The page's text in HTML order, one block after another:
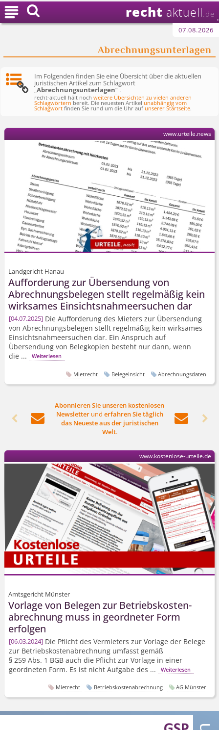
recht-aktuell .de
07.08.2026
Abrechnungsunterlagen

Im Folgenden finden Sie eine Übersicht über die aktuellen
juristischen Artikel zum Schlagwort
„Abrechnungsunterlagen“ .
recht-aktuell hält nochweitere Übersichten zu vielen anderen
Schlagwörtern bereit. Die neuesten Artikelunabhängig vom
Schlagwort finden Sie rund um die Uhr aufunserer Startseite.
Landgericht Hanau
Aufforderung zur Übersendung von
Abrechnungsbelegen stellt regelmäßig kein
wirksames Einsichts­nahme­ersuchen dar
04.07.2025 Die Aufforderung des Mieters zur Übersendung
von Abrechnungsbelegen stellt regelmäßig kein wirksames
Einsichts­nahme­ersuchen dar. Ein Anspruch auf
Übersendung von Belegkopien besteht nur dann, wenn
die ...
Weiterlesen
www.urteile.news
Mietrecht Belegeinsicht Abrechnungsdaten
 
Abonnieren Sie unseren kostenlosen
Newsletterund erfahren Sie täglich
das Neueste aus der juristischen
Welt.
 
Amtsgericht Münster
Vorlage von Belegen zur Betriebs­kosten­
abrechnung muss in geordneter Form
erfolgen
06.03.2024 Die Pflicht des Vermieters zur Vorlage der Belege
zur Betriebs­kosten­abrechnung umfasst gemäß
§ 259 Abs. 1 BGB auch die Pflicht zur Vorlage in einer
geordneten Form. Es ist nicht Aufgabe des ...
Weiterlesen
www.kostenlose-urteile.de
Mietrecht Betriebskostenabrechnung AG Münster